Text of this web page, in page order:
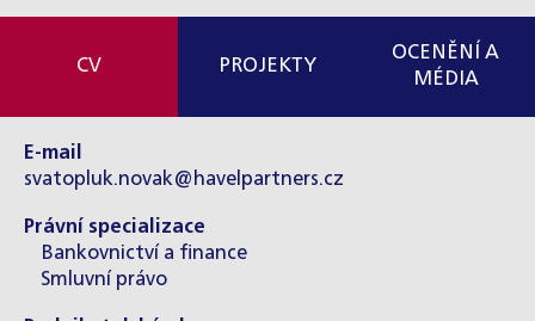
CV PROJEKTY
OCENĚNÍ A
MÉDIA
E-mail
svatopluk.novak@havelpartners.cz
Právní specializace
Bankovnictví a finance
Smluvní právo